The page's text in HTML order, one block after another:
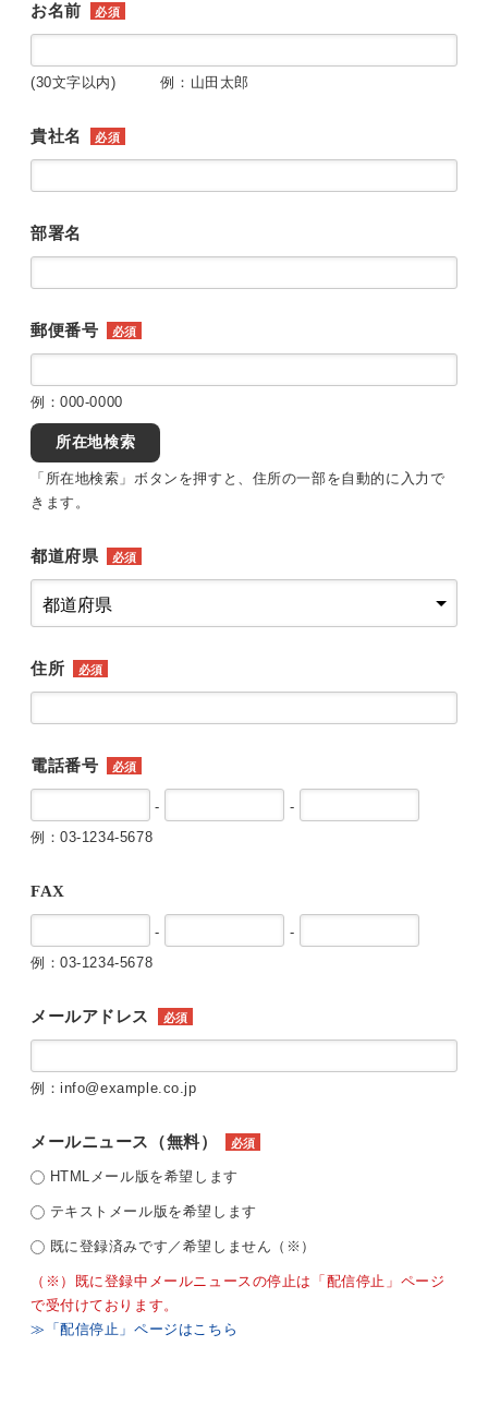
お名前 必須
(30文字以内) 例：山田太郎
貴社名 必須
部署名
郵便番号 必須
例：000-0000
所在地検索
「所在地検索」ボタンを押すと、住所の一部を自動的に入力で
きます。
都道府県 必須
住所 必須
電話番号 必須
-
-
例：03-1234-5678
FAX
-
-
例：03-1234-5678
メールアドレス 必須
例：info@example.co.jp
メールニュース（無料） 必須
HTMLメール版を希望します
テキストメール版を希望します
既に登録済みです／希望しません（※）
（※）既に登録中メールニュースの停止は「配信停止」ページ
で受付けております。
≫「配信停止」ページはこちら